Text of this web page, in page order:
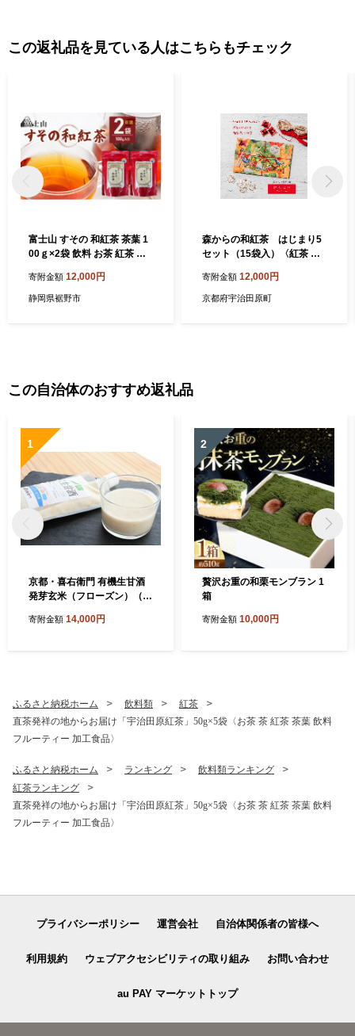
この返礼品を見ている人はこちらもチェック
富士山 すその 和紅茶 茶葉 1
00ｇ×2袋 飲料 お茶 紅茶 茶
県 裾野市[№5812-0901]
寄附金額 12,000円
静岡県裾野市
森からの和紅茶 はじまり5
セット（15袋入）〈紅茶 お
グ 飲料〉
寄附金額 12,000円
京都府宇治田原町
この自治体のおすすめ返礼品
1
京都・喜右衛門 有機生甘酒
発芽玄米（フローズン）（3
まざけ 甘酒 有機 オーガニッ
寄附金額 14,000円
2
贅沢お重の和栗モンブラン 1
箱
寄附金額 10,000円
ふるさと納税ホーム 飲料類
紅茶
直茶発祥の地からお届け「宇治田原紅茶」50g×5袋〈お茶 茶 紅茶 茶葉 飲料
フルーティー 加工食品〉
ふるさと納税ホーム ランキング
飲料類ランキング
紅茶ランキング
直茶発祥の地からお届け「宇治田原紅茶」50g×5袋〈お茶 茶 紅茶 茶葉 飲料
フルーティー 加工食品〉
プライバシーポリシー 運営会社 自治体関係者の皆様へ
利用規約 ウェブアクセシビリティの取り組み お問い合わせ
au PAY マーケットトップ